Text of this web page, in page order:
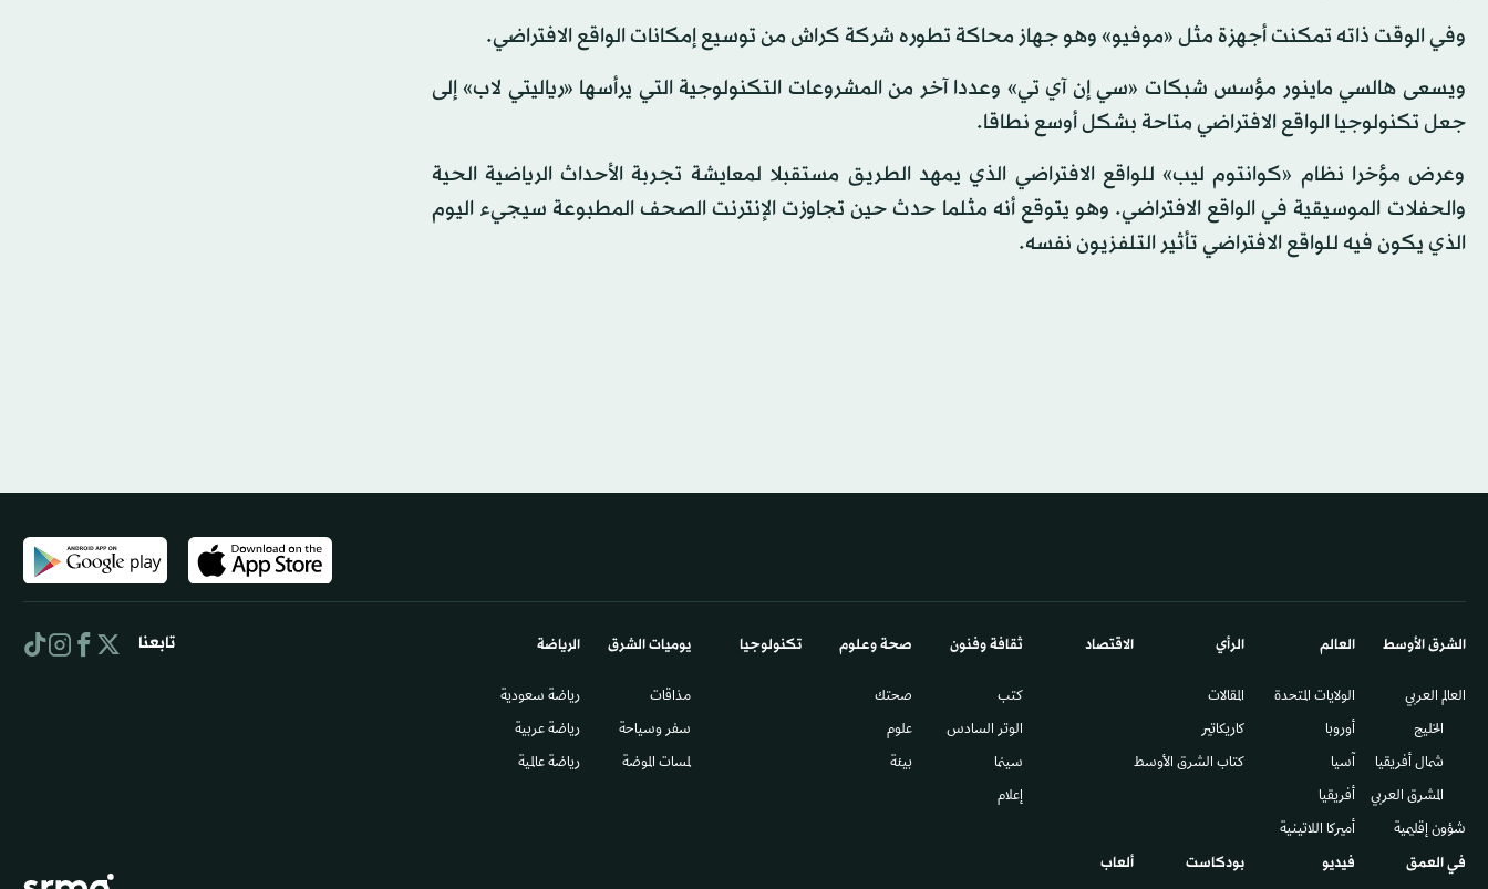
وفي الوقت ذاته تمكنت أجهزة مثل «موفيو» وهو جهاز محاكة تطوره شركة كراش من توسيع إمكانات الواقع الافتراضي.
ويسعى هالسي ماينور مؤسس شبكات «سي إن آي تي» وعددا آخر من المشروعات التكنولوجية التي يرأسها «رياليتي لاب» إلى
جعل تكنولوجيا الواقع الافتراضي متاحة بشكل أوسع نطاقا.
وعرض مؤخرا نظام «كوانتوم ليب» للواقع الافتراضي الذي يمهد الطريق مستقبلا لمعايشة تجربة الأحداث الرياضية الحية
والحفلات الموسيقية في الواقع الافتراضي. وهو يتوقع أنه مثلما حدث حين تجاوزت الإنترنت الصحف المطبوعة سيجيء اليوم
الذي يكون فيه للواقع الافتراضي تأثير التلفزيون نفسه.
الشرق الأوسط​
العالم العربي
الخليج
شمال أفريقيا
المشرق العربي
شؤون إقليمية
العالم
الولايات المتحدة
أوروبا
آسيا
أفريقيا
أميركا اللاتينية
الرأي
المقالات
كاريكاتير
كتاب الشرق الأوسط
الاقتصاد ثقافة وفنون
كتب
الوتر السادس​
سينما
إعلام
صحة وعلوم
صحتك
علوم
بيئة
تكنولوجيا يوميات الشرق​
مذاقات
سفر وسياحة
لمسات الموضة
الرياضة
رياضة سعودية
رياضة عربية
رياضة عالمية
في العمق فيديو بودكاست ألعاب
تابعنا